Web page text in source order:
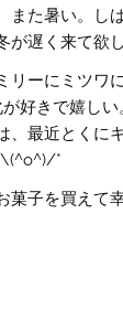
また暑い。し
遅く来て欲し
リーにミツワ
好きで嬉し
、最近とくに
*
菓子を買えて